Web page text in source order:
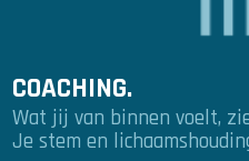
COACHING.
Wat jij van binnen voelt,
Je stem en